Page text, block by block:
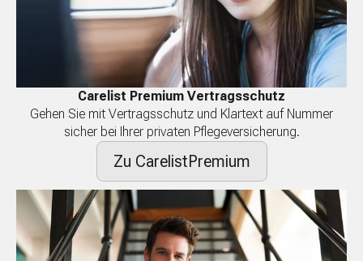
Carelist Premium Vertragsschutz
Gehen Sie mit Vertragsschutz und Klartext auf Nummer
sicher bei Ihrer privaten Pflegeversicherung.
Zu CarelistPremium